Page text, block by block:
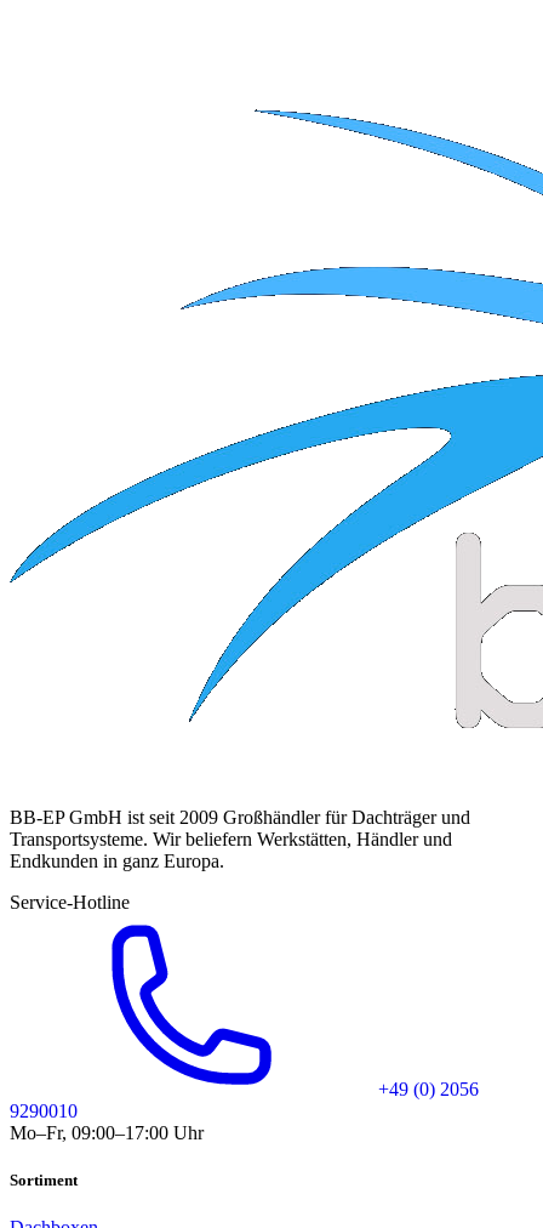
BB-EP GmbH ist seit 2009 Großhändler für Dachträger und
Transportsysteme. Wir beliefern Werkstätten, Händler und
Endkunden in ganz Europa.
Service-Hotline
+49 (0) 2056
9290010
Mo–Fr, 09:00–17:00 Uhr
Sortiment